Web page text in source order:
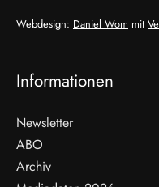
Webdesign: Daniel Wom mit
Informationen
Newsletter
ABO
Archiv